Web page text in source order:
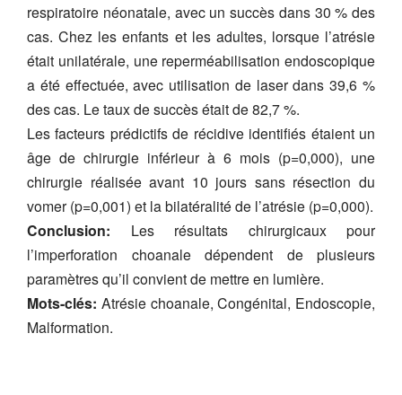
respiratoire néonatale, avec un succès dans 30 % des
cas. Chez les enfants et les adultes, lorsque l’atrésie
était unilatérale, une reperméabilisation endoscopique
a été effectuée, avec utilisation de laser dans 39,6 %
des cas. Le taux de succès était de 82,7 %.
Les facteurs prédictifs de récidive identifiés étaient un
âge de chirurgie inférieur à 6 mois (p=0,000), une
chirurgie réalisée avant 10 jours sans résection du
vomer (p=0,001) et la bilatéralité de l’atrésie (p=0,000).
Conclusion: Les résultats chirurgicaux pour
l’imperforation choanale dépendent de plusieurs
paramètres qu’il convient de mettre en lumière.
Mots-clés: Atrésie choanale, Congénital, Endoscopie,
Malformation.